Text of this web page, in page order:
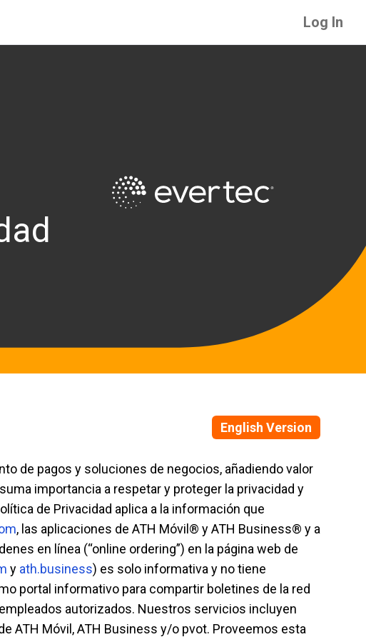
Log In
English Version
de pagos y soluciones de negocios, añadiendo valor
importancia a respetar y proteger la privacidad y
de Privacidad aplica a la información que
, las aplicaciones de ATH Móvil® y ATH Business® y a
en línea (“online ordering”) en la página web de
y ath.business) es solo informativa y no tiene
portal informativo para compartir boletines de la red
autorizados. Nuestros servicios incluyen
ATH Móvil, ATH Business y/o pvot. Proveemos esta